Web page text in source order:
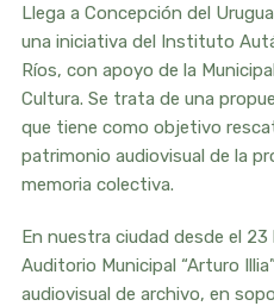
Llega a Concepción del
una iniciativa del Instituto
Ríos, con apoyo de la
Cultura. Se trata de una
que tiene como objetivo
patrimonio audiovisual de la
memoria colectiva.
En nuestra ciudad desde el
Auditorio Municipal “Arturo
audiovisual de archivo, en